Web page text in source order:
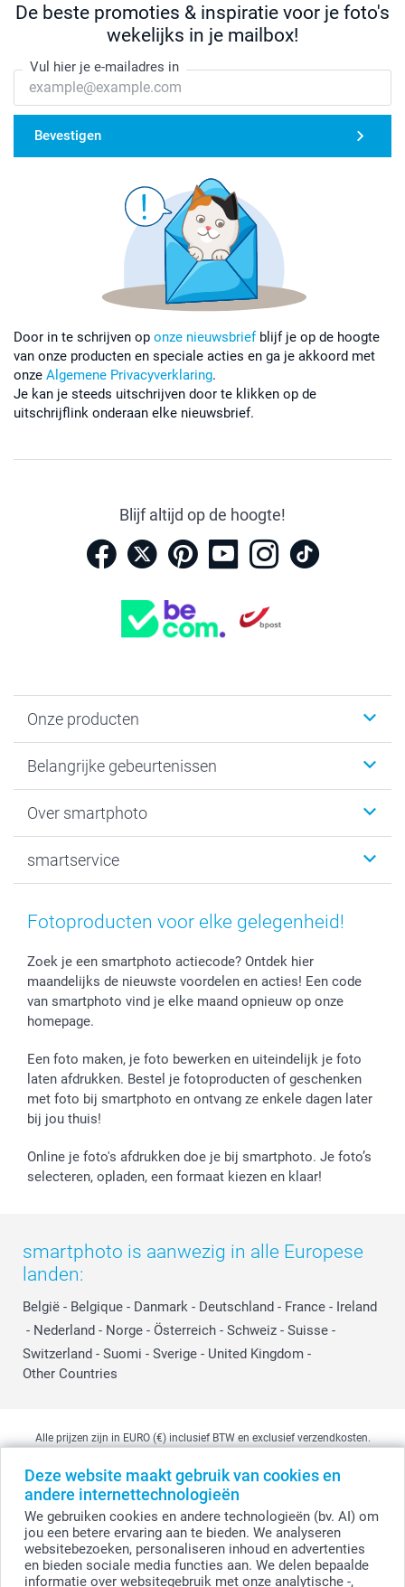
Deze website maakt gebruik van cookies en
andere internettechnologieën
We gebruiken cookies en andere technologieën (bv. AI) om
jou een betere ervaring aan te bieden. We analyseren
websitebezoeken, personaliseren inhoud en advertenties
en bieden sociale media functies aan. We delen bepaalde
informatie over websitegebruik met onze analytische -,
De beste promoties & inspiratie voor je foto's
wekelijks in je mailbox!
Vul hier je e-mailadres in
Bevestigen
Door in te schrijven op onze nieuwsbriefblijf je op de hoogte
van onze producten en speciale acties en ga je akkoord met
onze Algemene Privacyverklaring.
Je kan je steeds uitschrijven door te klikken op de
uitschrijflink onderaan elke nieuwsbrief.
Blijf altijd op de hoogte!
Onze producten
Fotogeschenken
Fotoprints, Fotoposter & Fotoalbum met fotoprints
MyNameBook
Stickers en Etiketten
Fotokaders, Decoratie en Snoepjes
Fotokalenders & Fotoagenda's
Belangrijke gebeurtenissen
Baby
Communie- en Lentefeest
Geschenken voor hem
Afstuderen
Moederdag
Vaderdag
Verjaardag
Geboorte
Over smartphoto
Duurzaamheid
Voorwaarden
Herroepingsrecht
Klachtenregeling
Wettelijke garantie
Privacybeleid
Cookiebeleid
Prijslijst
Jobs & Stages
Investor Relations
smartservice
smartgarantie
smartbonus
Betalingsmogelijkheden
Grote bestellingen
Levering
Mijn orderstatus
smartfriends
Fotoproducten voor elke gelegenheid!
Zoek je een smartphoto actiecode? Ontdek hier
maandelijks de nieuwste voordelen en acties! Een code
van smartphoto vind je elke maand opnieuw op onze
homepage.
Een foto maken, je foto bewerken en uiteindelijk je foto
laten afdrukken. Bestel je fotoproducten of geschenken
met foto bij smartphoto en ontvang ze enkele dagen later
bij jou thuis!
Online je foto's afdrukken doe je bij smartphoto. Je foto’s
selecteren, opladen, een formaat kiezen en klaar!
smartphoto is aanwezig in alle Europese
landen:
België - Belgique - Danmark - Deutschland - France - Ireland
- Nederland - Norge - Österreich - Schweiz - Suisse -
Switzerland - Suomi - Sverige - United Kingdom -
Other Countries
© smartphoto group. Alle rechten voorbehouden
smartphoto group NV.
Kwatrechtsteenweg 160, 9230 Wetteren, België
BTW-nummer BE 0405.706.755
Ondernemingsnummer 0405.706.755.
Bankgegevens: IBAN BE71 2850 2711 5569 - BIC: GEBABEBB
Alle prijzen zijn in EURO (€) inclusief BTW en exclusief verzendkosten.